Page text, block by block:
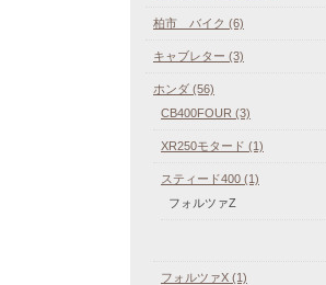
柏市 バイク (6)
キャブレター (3)
ホンダ (56)
CB400FOUR (3)
XR250モタード (1)
スティード400 (1)
フォルツァZ
フォルツァX (1)